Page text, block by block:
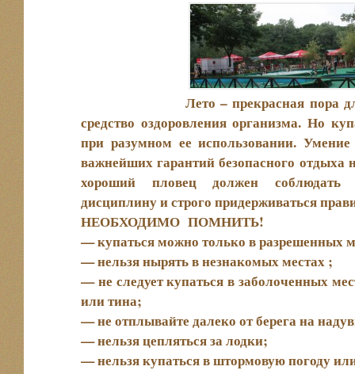
Лето – прекрасная пора для
средство оздоровления организма. Но
при разумном ее использовании.
важнейших гарантий безопасного отдыха
хороший пловец должен соблюдать
дисциплину и строго придерживаться
НЕОБХОДИМО ПОМНИТЬ!
— купаться можно только в разрешенных
— нельзя нырять в незнакомых местах ;
— не следует купаться в заболоченных
или тина;
— не отплывайте далеко от берега на
— нельзя цепляться за лодки;
— нельзя купаться в штормовую погоду